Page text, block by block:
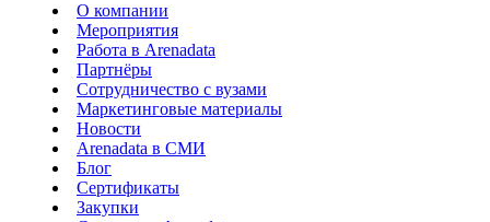
О компании
Мероприятия
Работа в Arenadata
Партнёры
Сотрудничество с вузами
Маркетинговые материалы
Новости
Arenadata в СМИ
Блог
Сертификаты
Закупки